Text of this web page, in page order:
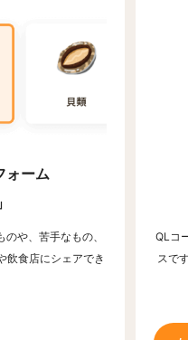
ォーム
や、苦手なもの、
飲食店にシェアでき
QLコ
スで